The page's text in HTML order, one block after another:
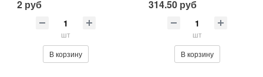
2 руб
шт
В корзину
314.50 руб
шт
В корзину